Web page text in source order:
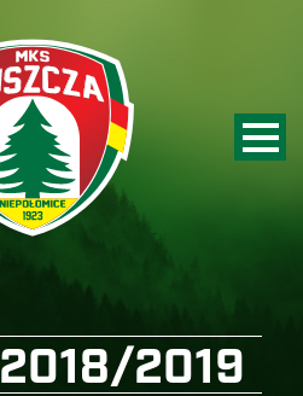
2018/2019